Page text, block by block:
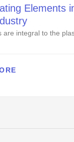
Elements
are integral to the